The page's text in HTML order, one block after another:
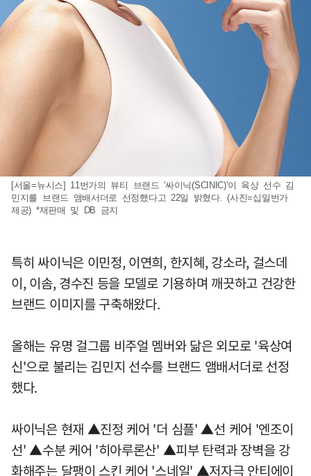
[서울=뉴시스] 11번가의 뷰티 브랜드 '싸이닉(SCINIC)'이 육상 선수 김
민지를 브랜드 앰배서더로 선정했다고 22일 밝혔다. (사진=십일번가
제공) *재판매 및 DB 금지
특히 싸이닉은 이민정, 이연희, 한지혜, 강소라, 걸스데
이, 이솜, 경수진 등을 모델로 기용하며 깨끗하고 건강한
브랜드 이미지를 구축해왔다.
올해는 유명 걸그룹 비주얼 멤버와 닮은 외모로 '육상여
신'으로 불리는 김민지 선수를 브랜드 앰배서더로 선정
했다.
싸이닉은 현재 ▲진정 케어 '더 심플' ▲선 케어 '엔조이
선' ▲수분 케어 '히아루론산' ▲피부 탄력과 장벽을 강
화해주는 달팽이 스킨 케어 '스네일' ▲저자극 안티에이